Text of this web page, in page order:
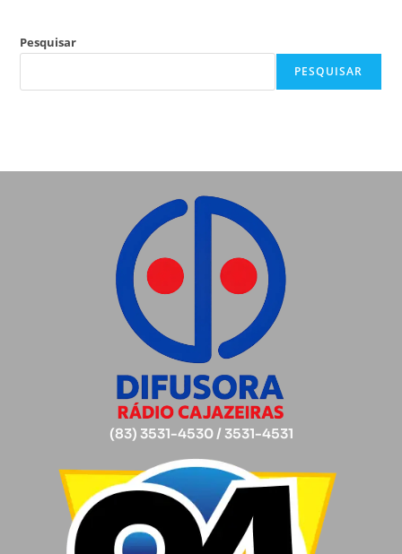
Pesquisar
PESQUISAR
(83) 3531-4530 / 3531-4531